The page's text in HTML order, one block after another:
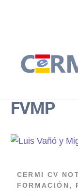
FVMP
CERMI CV
FORMACIÓN ,